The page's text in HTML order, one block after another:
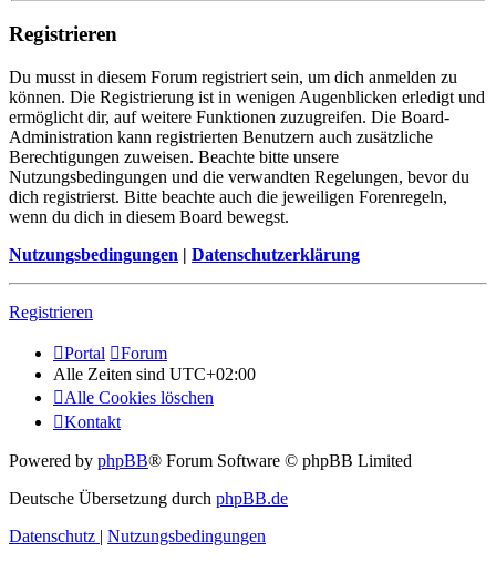
Registrieren
Du musst in diesem Forum registriert sein, um dich anmelden zu
können. Die Registrierung ist in wenigen Augenblicken erledigt und
ermöglicht dir, auf weitere Funktionen zuzugreifen. Die Board-
Administration kann registrierten Benutzern auch zusätzliche
Berechtigungen zuweisen. Beachte bitte unsere
Nutzungsbedingungen und die verwandten Regelungen, bevor du
dich registrierst. Bitte beachte auch die jeweiligen Forenregeln,
wenn du dich in diesem Board bewegst.
Nutzungsbedingungen | Datenschutzerklärung
Registrieren
Portal
Forum
Alle Zeiten sind UTC+02:00
Alle Cookies löschen
Kontakt
Powered by phpBB® Forum Software © phpBB Limited
Deutsche Übersetzung durch phpBB.de
Datenschutz | Nutzungsbedingungen